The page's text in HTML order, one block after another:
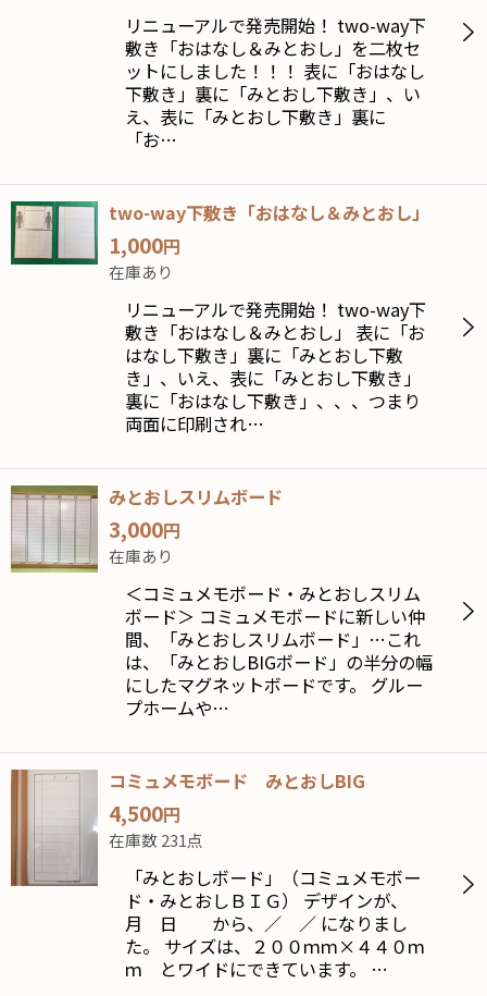
リニューアルで発売開始！ two-way下
敷き「おはなし＆みとおし」を二枚セ
ットにしました！！！ 表に「おはなし
下敷き」裏に「みとおし下敷き」、い
え、表に「みとおし下敷き」裏に
「お…
two-way下敷き「おはなし＆みとおし」
1,000円
在庫あり
リニューアルで発売開始！ two-way下
敷き「おはなし＆みとおし」 表に「お
はなし下敷き」裏に「みとおし下敷
き」、いえ、表に「みとおし下敷き」
裏に「おはなし下敷き」、、、つまり
両面に印刷され…
みとおしスリムボード
3,000円
在庫あり
＜コミュメモボード・みとおしスリム
ボード＞ コミュメモボードに新しい仲
間、「みとおしスリムボード」…これ
は、「みとおしBIGボード」の半分の幅
にしたマグネットボードです。 グルー
プホームや…
コミュメモボード みとおしBIG
4,500円
在庫数 231点
「みとおしボード」（コミュメモボー
ド・みとおしＢＩＧ） デザインが、
月 日 から、／ ／ になりまし
た。 サイズは、２００ｍｍ×４４０ｍ
ｍ とワイドにできています。 …